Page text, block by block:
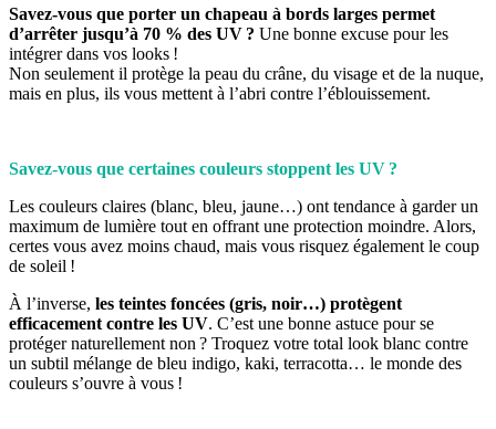
Savez-vous que porter un chapeau à bords larges permet
d’arrêter jusqu’à 70 % des UV ? Une bonne excuse pour les
intégrer dans vos looks !
Non seulement il protège la peau du crâne, du visage et de la nuque,
mais en plus, ils vous mettent à l’abri contre l’éblouissement.
Savez-vous que certaines couleurs stoppent les UV ?
Les couleurs claires (blanc, bleu, jaune…) ont tendance à garder un
maximum de lumière tout en offrant une protection moindre. Alors,
certes vous avez moins chaud, mais vous risquez également le coup
de soleil !
À l’inverse, les teintes foncées (gris, noir…) protègent
efficacement contre les UV. C’est une bonne astuce pour se
protéger naturellement non ? Troquez votre total look blanc contre
un subtil mélange de bleu indigo, kaki, terracotta… le monde des
couleurs s’ouvre à vous !